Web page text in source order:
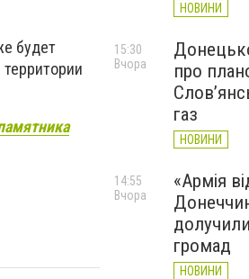
будет
НОВИНИ
про
газ
НОВИНИ
15:30
Вчора
«Армія
громад
НОВИНИ
14:55
Вчора